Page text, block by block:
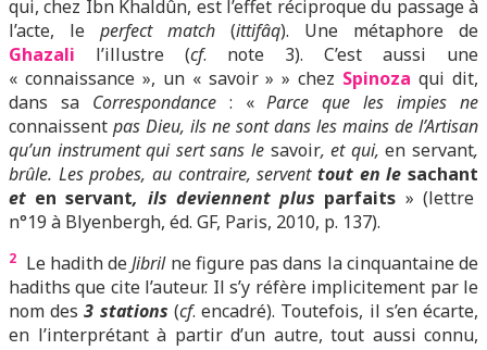
qui, chez Ibn Khaldûn, est l’effet réciproque du passage à
l’acte, le perfect match (ittifâq). Une métaphore de
Ghazali l’illustre (cf. note 3). C’est aussi une
« connaissance », un « savoir » » chez Spinoza qui dit,
dans sa Correspondance: «Parce que les impies ne
connaissent pas Dieu, ils ne sont dans les mains de l’Artisan
qu’un instrument qui sert sans le savoir, et qui,en servant,
brûle. Les probes, au contraire, serventtout en lesachant
et en servant, ils deviennent plus parfaits » (lettre
n°19 à Blyenbergh, éd. GF, Paris, 2010, p. 137).
2 Le hadith deJibrilne figure pas dans la cinquantaine de
hadiths que cite l’auteur. Il s’y réfère implicitement par le
nom des3 stations (cf. encadré). Toutefois, il s’en écarte,
en l’interprétant à partir d’un autre, tout aussi connu,